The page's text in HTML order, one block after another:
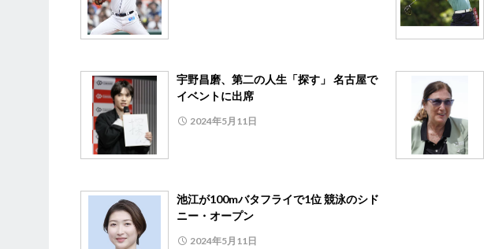
宇野昌磨、第二の人生「探す」 名古屋で
イベントに出席
2024年5月11日
池江が100mバタフライで1位 競泳のシド
ニー・オープン
2024年5月11日